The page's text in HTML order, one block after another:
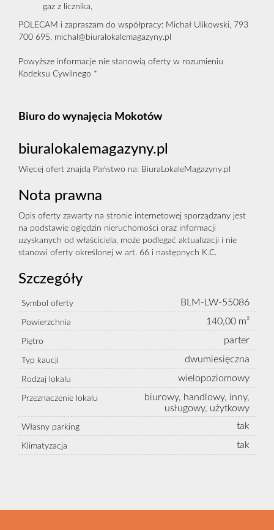
gaz z licznika,
POLECAM i zapraszam do współpracy: Michał Ulikowski, 793
700 695, michal@biuralokalemagazyny.pl
Powyższe informacje nie stanowią oferty w rozumieniu
Kodeksu Cywilnego *
Biuro do wynajęcia Mokotów
biuralokalemagazyny.pl
Więcej ofert znajdą Państwo na: BiuraLokaleMagazyny.pl
Nota prawna
Opis oferty zawarty na stronie internetowej sporządzany jest
na podstawie oględzin nieruchomości oraz informacji
uzyskanych od właściciela, może podlegać aktualizacji i nie
stanowi oferty określonej w art. 66 i następnych K.C.
Szczegóły
Symbol oferty BLM-LW-55086
Powierzchnia 140,00 m²
Piętro parter
Typ kaucji dwumiesięczna
Rodzaj lokalu wielopoziomowy
Przeznaczenie lokalu
biurowy, handlowy, inny,
usługowy, użytkowy
Własny parking tak
Klimatyzacja tak